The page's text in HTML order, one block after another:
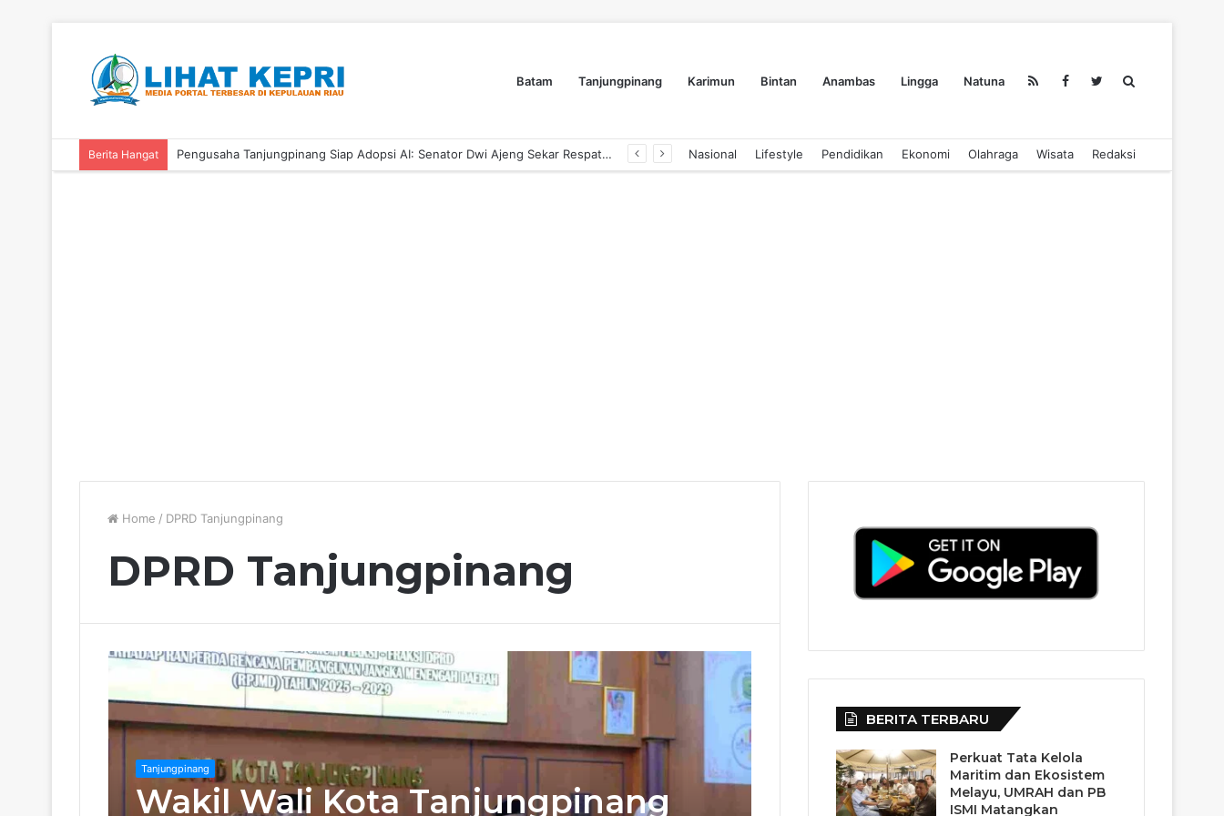
Batam Tanjungpinang Karimun Bintan Anambas Lingga Natuna
Berita Hangat Dyra Group Luncurkan Dyra Terranova, Teguh Girsang Bawa Semangat Anak Muda Bangun Masa Depan Properti Batam Nasional Lifestyle Pendidikan Ekonomi Olahraga Wisata Redaksi
Home / DPRD Tanjungpinang
DPRD Tanjungpinang
Tanjungpinang
Wakil Wali Kota Tanjungpinang
BERITA TERBARU
Perkuat Tata Kelola
Maritim dan Ekosistem
Melayu, UMRAH dan PB
ISMI Matangkan